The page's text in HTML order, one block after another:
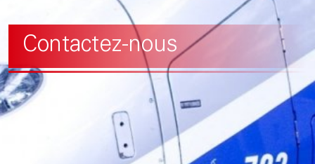
Contactez-nous